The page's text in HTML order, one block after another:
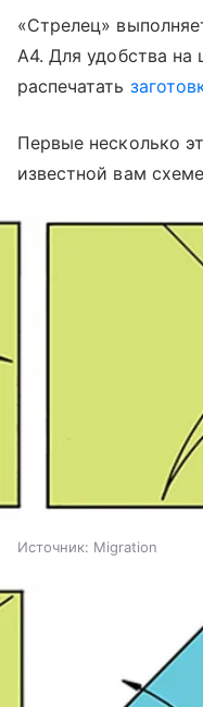
«Стрелец»
А4. Для удобства
распечатать
Первые несколько
известной вам
Источник: Migration